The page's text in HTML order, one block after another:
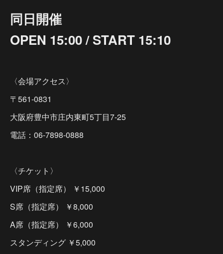
同日開催
OPEN 15:00 / START 15:10
〈会場アクセス〉
〒561-0831
大阪府豊中市庄内東町5丁目7-25
電話：06-7898-0888
〈チケット〉
VIP席（指定席） ￥15,000
S席（指定席） ￥8,000
A席（指定席） ￥6,000
スタンディング ￥5,000